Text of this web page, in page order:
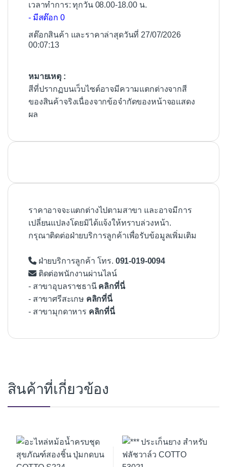
เวลาทำการ: ทุกวัน 08.00-18.00 น.
- มีสต๊อก 0
สต๊อกสินค้า และราคาล่าสุดวันที่ 27/07/2026
00:07:13
หมายเหตุ :
สีที่ปรากฏบนเว็บไซต์อาจมีความแตกต่างจากสี
ของสินค้าจริงเนื่องจากข้อจำกัดของหน้าจอแสดง
ผล
ราคาอาจจะแตกต่างไปตามสาขา และอาจมีการ
เปลี่ยนแปลงโดยมิได้แจ้งให้ทราบล่วงหน้า.
กรุณาติดต่อฝ่ายบริการลูกค้าเพื่อรับข้อมูลเพิ่มเติม
ฝ่ายบริการลูกค้า โทร. 091-019-0094
ติดต่อพนักงานผ่านไลน์
- สาขาอุบลราชธานี คลิกที่นี่
- สาขาศรีสะเกษ คลิกที่นี่
- สาขามุกดาหาร คลิกที่นี่
สินค้าที่เกี่ยวข้อง